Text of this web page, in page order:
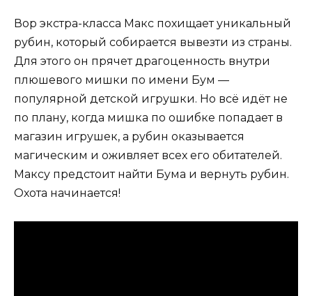
Вор экстра-класса Макс похищает уникальный
рубин, который собирается вывезти из страны.
Для этого он прячет драгоценность внутри
плюшевого мишки по имени Бум —
популярной детской игрушки. Но всё идёт не
по плану, когда мишка по ошибке попадает в
магазин игрушек, а рубин оказывается
магическим и оживляет всех его обитателей.
Максу предстоит найти Бума и вернуть рубин.
Охота начинается!